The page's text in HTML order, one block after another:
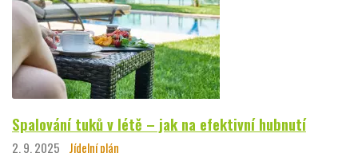
Spalování tuků v létě – jak na efektivní hubnutí
2. 9. 2025 Jídelní plán